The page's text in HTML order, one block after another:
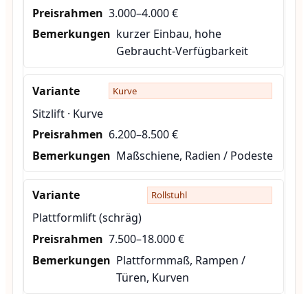
3.000–4.000 €
kurzer Einbau, hohe
Gebraucht-Verfügbarkeit
Kurve
Sitzlift · Kurve
6.200–8.500 €
Maßschiene, Radien / Podeste
Rollstuhl
Plattformlift (schräg)
7.500–18.000 €
Plattformmaß, Rampen /
Türen, Kurven